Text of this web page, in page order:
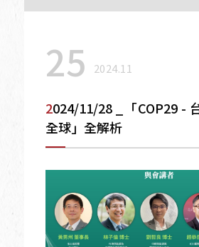
25 2024.11
2024/11/28 _「COP29 - 台灣觀點 聚焦
全球」全解析